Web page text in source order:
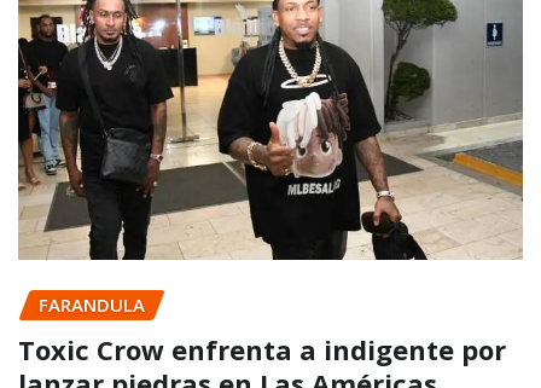
FARANDULA
Toxic Crow enfrenta a indigente por